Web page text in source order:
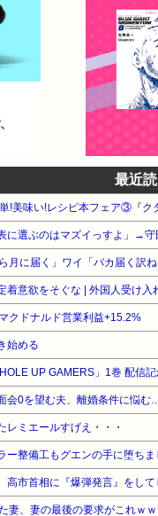
最近
に選ぶのはマズイっすよ」→守
月に届く」ワイ「バカ届く訳
クドナルド営業利益+15.2%
始める
UP GAMERS」1巻 配信
会0を望む夫、離婚条件に悩
レミエールすげえ・・・
整備工もグエンの手に堕ちま
高市首相に『爆弾発言』をして
妻、妻の最後の要求がこれｗｗ